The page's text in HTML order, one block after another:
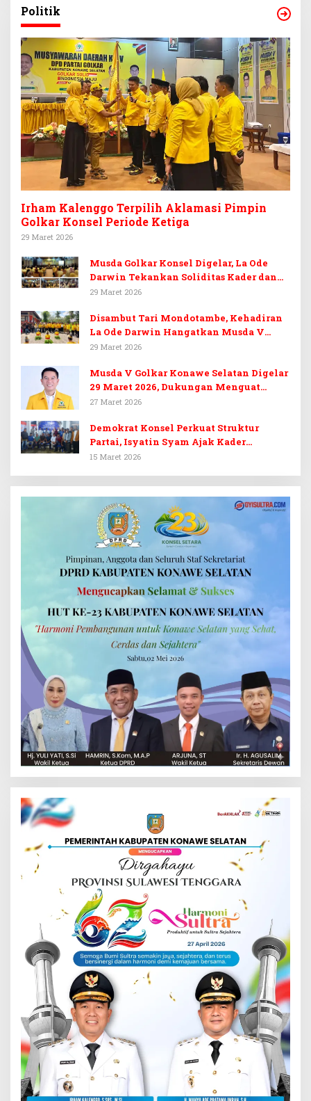
Politik
Irham Kalenggo Terpilih Aklamasi Pimpin
Golkar Konsel Periode Ketiga
29 Maret 2026
Musda Golkar Konsel Digelar, La Ode
Darwin Tekankan Soliditas Kader dan
Target 14 Kursi DPRD Konawe Selatan
29 Maret 2026
Disambut Tari Mondotambe, Kehadiran
La Ode Darwin Hangatkan Musda V
Golkar Konsel
29 Maret 2026
Musda V Golkar Konawe Selatan Digelar
29 Maret 2026, Dukungan Menguat
untuk Irham Kalenggo
27 Maret 2026
Demokrat Konsel Perkuat Struktur
Partai, Isyatin Syam Ajak Kader
Kembalikan Kejayaan
15 Maret 2026